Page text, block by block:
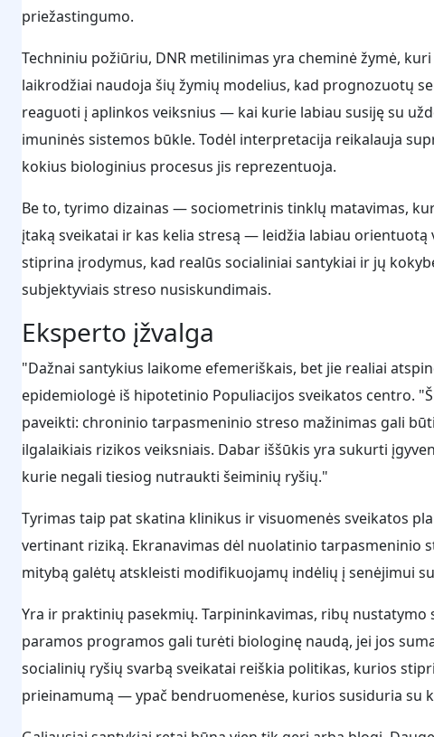
priežastingumo.
Techniniu požiūriu, DNR metilinimas yra cheminė žymė,
laikrodžiai naudoja šių žymių modelius, kad prognozuotų
reaguoti į aplinkos veiksnius — kai kurie labiau susiję su
imuninės sistemos būkle. Todėl interpretacija reikalauja
kokius biologinius procesus jis reprezentuoja.
Be to, tyrimo dizainas — sociometrinis tinklų matavimas,
įtaką sveikatai ir kas kelia stresą — leidžia labiau
stiprina įrodymus, kad realūs socialiniai santykiai ir jų
subjektyviais streso nusiskundimais.
Eksperto įžvalga
"Dažnai santykius laikome efemeriškais, bet jie realiai
epidemiologė iš hipotetinio Populiacijos sveikatos centro.
paveikti: chroninio tarpasmeninio streso mažinimas gali
ilgalaikiais rizikos veiksniais. Dabar iššūkis yra sukurti
kurie negali tiesiog nutraukti šeiminių ryšių."
Tyrimas taip pat skatina klinikus ir visuomenės sveikatos
vertinant riziką. Ekranavimas dėl nuolatinio tarpasmeninio
mitybą galėtų atskleisti modifikuojamų indėlių į senėjimui
Yra ir praktinių pasekmių. Tarpininkavimas, ribų
paramos programos gali turėti biologinę naudą, jei jos
socialinių ryšių svarbą sveikatai reiškia politikas, kurios
prieinamumą — ypač bendruomenėse, kurios susiduria su